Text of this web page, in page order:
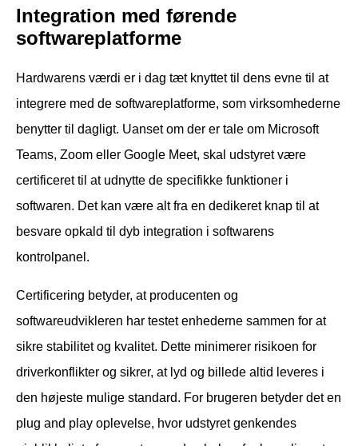
Integration med førende
softwareplatforme
Hardwarens værdi er i dag tæt knyttet til dens evne til at
integrere med de softwareplatforme, som virksomhederne
benytter til dagligt. Uanset om der er tale om Microsoft
Teams, Zoom eller Google Meet, skal udstyret være
certificeret til at udnytte de specifikke funktioner i
softwaren. Det kan være alt fra en dedikeret knap til at
besvare opkald til dyb integration i softwarens
kontrolpanel.
Certificering betyder, at producenten og
softwareudvikleren har testet enhederne sammen for at
sikre stabilitet og kvalitet. Dette minimerer risikoen for
driverkonflikter og sikrer, at lyd og billede altid leveres i
den højeste mulige standard. For brugeren betyder det en
plug and play oplevelse, hvor udstyret genkendes